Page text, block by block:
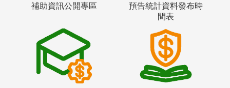
補助資訊公開專區
預告統計資料發布時
間表